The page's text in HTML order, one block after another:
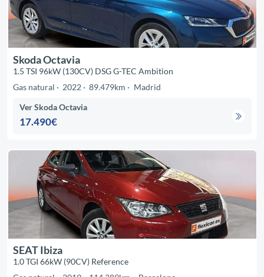
Skoda Octavia
1.5 TSI 96kW (130CV) DSG G-TEC Ambition
Gas natural
2022 89.479km Madrid
Ver Skoda Octavia
17.490€
SEAT Ibiza
1.0 TGI 66kW (90CV) Reference